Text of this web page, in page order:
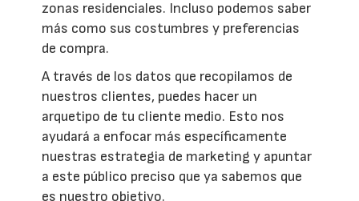
zonas residenciales. Incluso podemos saber
más como sus costumbres y preferencias
de compra.
A través de los datos que recopilamos de
nuestros clientes, puedes hacer un
arquetipo de tu cliente medio. Esto nos
ayudará a enfocar más específicamente
nuestras estrategia de marketing y apuntar
a este público preciso que ya sabemos que
es nuestro objetivo.